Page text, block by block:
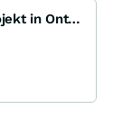
Canada Nickel - Mega Nickel-Kobalt-Projekt in Ontario!